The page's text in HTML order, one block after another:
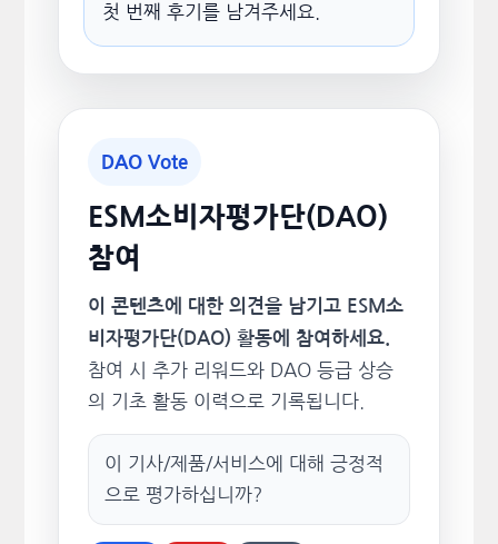
첫 번째 후기를 남겨주세요.
DAO Vote
ESM소비자평가단(DAO)
참여
이 콘텐츠에 대한 의견을 남기고 ESM소
비자평가단(DAO) 활동에 참여하세요.
참여 시 추가 리워드와 DAO 등급 상승
의 기초 활동 이력으로 기록됩니다.
이 기사/제품/서비스에 대해 긍정적
으로 평가하십니까?